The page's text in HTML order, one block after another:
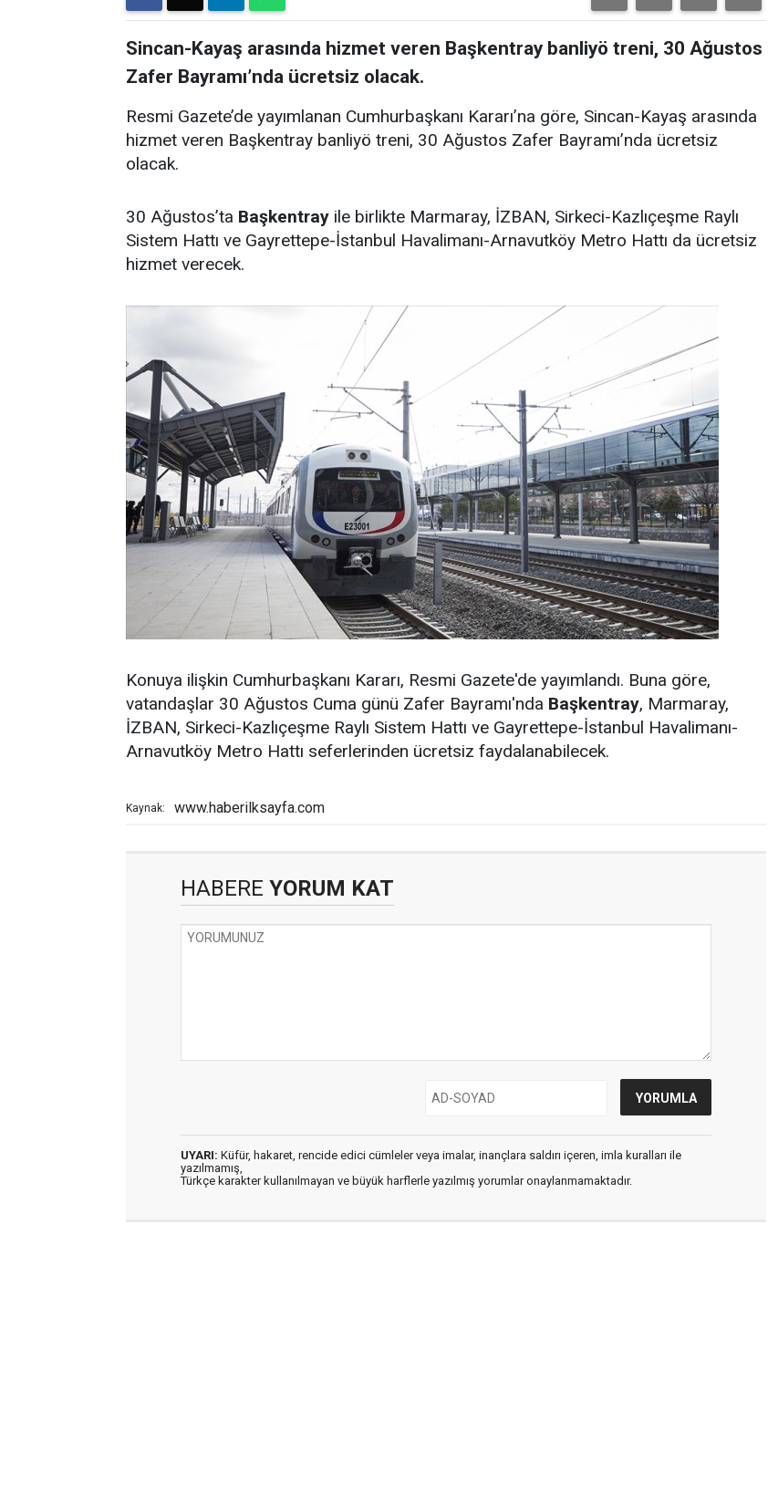
Sincan-Kayaş arasında hizmet veren Başkentray banliyö treni, 30 Ağustos
Zafer Bayramı’nda ücretsiz olacak.
Resmi Gazete’de yayımlanan Cumhurbaşkanı Kararı’na göre, Sincan-Kayaş arasında
hizmet veren Başkentray banliyö treni, 30 Ağustos Zafer Bayramı’nda ücretsiz
olacak.
30 Ağustos’ta Başkentray ile birlikte Marmaray, İZBAN, Sirkeci-Kazlıçeşme Raylı
Sistem Hattı ve Gayrettepe-İstanbul Havalimanı-Arnavutköy Metro Hattı da ücretsiz
hizmet verecek.
Konuya ilişkin Cumhurbaşkanı Kararı, Resmi Gazete'de yayımlandı. Buna göre,
vatandaşlar 30 Ağustos Cuma günü Zafer Bayramı'nda Başkentray, Marmaray,
İZBAN, Sirkeci-Kazlıçeşme Raylı Sistem Hattı ve Gayrettepe-İstanbul Havalimanı-
Arnavutköy Metro Hattı seferlerinden ücretsiz faydalanabilecek.
Kaynak: www.haberilksayfa.com
HABERE YORUM KAT
UYARI: Küfür, hakaret, rencide edici cümleler veya imalar, inançlara saldırı içeren, imla kuralları ile
yazılmamış,
Türkçe karakter kullanılmayan ve büyük harflerle yazılmış yorumlar onaylanmamaktadır.